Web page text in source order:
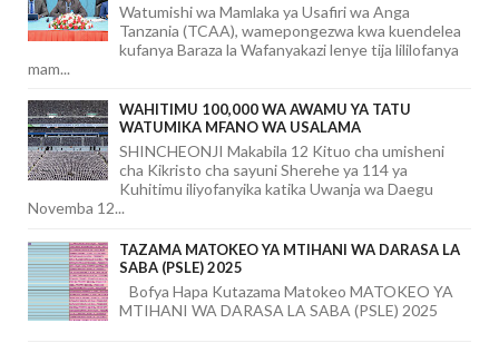
Watumishi wa Mamlaka ya Usafiri wa Anga
Tanzania (TCAA), wamepongezwa kwa kuendelea
kufanya Baraza la Wafanyakazi lenye tija lililofanya
mam...
WAHITIMU 100,000 WA AWAMU YA TATU
WATUMIKA MFANO WA USALAMA
SHINCHEONJI Makabila 12 Kituo cha umisheni
cha Kikristo cha sayuni Sherehe ya 114 ya
Kuhitimu iliyofanyika katika Uwanja wa Daegu
Novemba 12...
TAZAMA MATOKEO YA MTIHANI WA DARASA LA
SABA (PSLE) 2025
Bofya Hapa Kutazama Matokeo MATOKEO YA
MTIHANI WA DARASA LA SABA (PSLE) 2025